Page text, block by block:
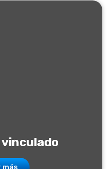
vinculado
más